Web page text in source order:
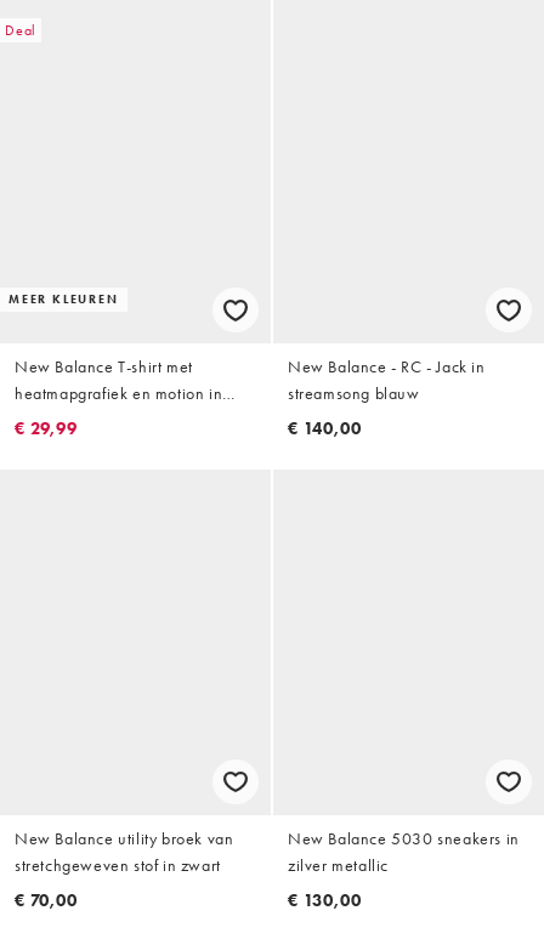
Deal
MEER KLEUREN
New Balance T-shirt met
heatmapgrafiek en motion in
zwart
€ 29,99
New Balance - RC - Jack in
streamsong blauw
€ 140,00
New Balance utility broek van
stretchgeweven stof in zwart
€ 70,00
New Balance 5030 sneakers in
zilver metallic
€ 130,00